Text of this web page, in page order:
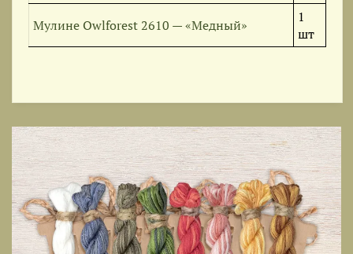
Мулине Owlforest 2610 — «Медный»
1
шт